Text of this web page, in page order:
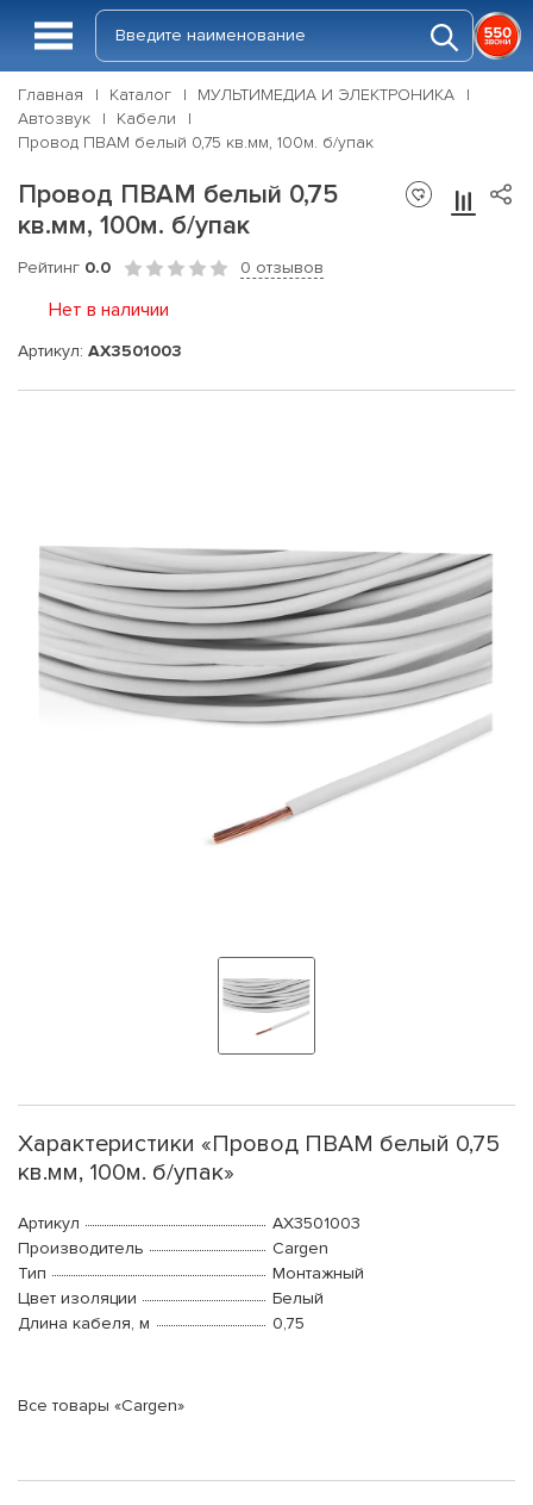
Главная Каталог
МУЛЬТИМЕДИА И ЭЛЕКТРОНИКА
Автозвук
Кабели
Провод ПВАМ белый 0,75 кв.мм, 100м. б/упак
Провод ПВАМ белый 0,75
кв.мм, 100м. б/упак
Рейтинг 0.0 0 отзывов
Нет в наличии
Артикул: AX3501003
Характеристики «Провод ПВАМ белый 0,75
кв.мм, 100м. б/упак»
Артикул
AX3501003
Производитель
Cargen
Тип
Монтажный
Цвет изоляции
Белый
Длина кабеля, м
0,75
Все товары «Cargen»